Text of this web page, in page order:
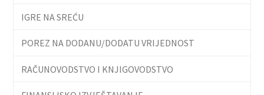
IGRE NA SREĆU
POREZ NA DODANU/DODATU VRIJEDNOST
RAČUNOVODSTVO I KNJIGOVODSTVO